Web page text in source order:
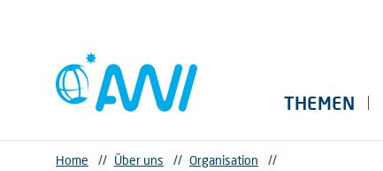
THEMEN
Home // Über uns // Organisation //